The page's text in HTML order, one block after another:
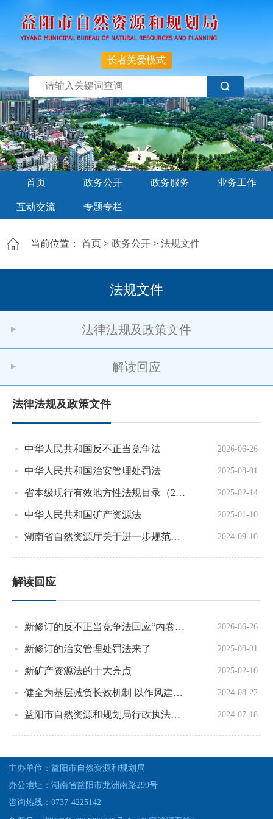
长者关爱模式
首页 政务公开 政务服务 业务工作
互动交流 专题专栏
当前位置： 首页 > 政务公开 > 法规文件
法规文件
法律法规及政策文件
解读回应
法律法规及政策文件
中华人民共和国反不正当竞争法 2026-06-26
中华人民共和国治安管理处罚法 2025-08-01
省本级现行有效地方性法规目录（225件） 2025-02-14
中华人民共和国矿产资源法 2025-01-10
湖南省自然资源厅关于进一步规范和完善矿产资源勘查开采审批登记管理有关事项的通知 2024-09-10
解读回应
新修订的反不正当竞争法回应“内卷式”竞争、网络不正当竞争行为等新问题 2026-06-26
新修订的治安管理处罚法来了 2025-08-01
新矿产资源法的十大亮点 2025-02-10
健全为基层减负长效机制 以作风建设保障改革促进发展——中央办公厅负责人就《整治形式主义为基层减负若干规定》答记者问 2024-08-22
益阳市自然资源和规划局行政执法事项清单 2024-07-18
主办单位：益阳市自然资源和规划局
办公地址：湖南省益阳市龙洲南路299号
咨询热线：0737-4225142